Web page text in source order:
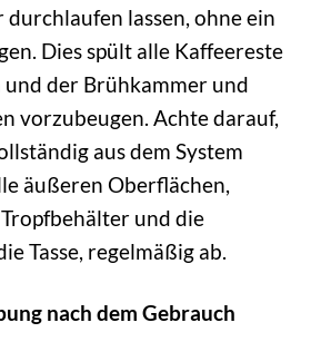
durchlaufen lassen, ohne ein
Dies spült alle Kaffeereste
und der Brühkammer und
vorzubeugen. Achte darauf,
aus dem System
äußeren Oberflächen,
und die
Tasse, regelmäßig ab.
nach dem Gebrauch